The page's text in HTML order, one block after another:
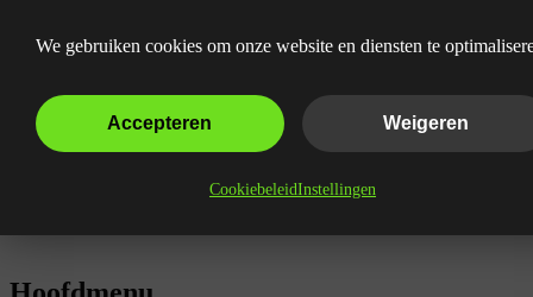
Wat is Copywriting?
We gebruiken cookies om onze website en diensten te
Accepteren Weigeren
CookiebeleidInstellingen